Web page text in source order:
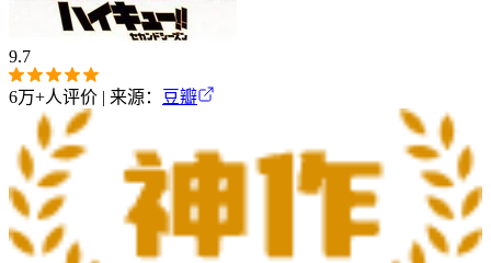
9.7
6万+人评价 | 来源： 豆瓣